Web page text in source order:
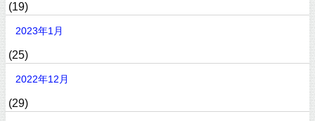
(19)
2023年1月
(25)
2022年12月
(29)